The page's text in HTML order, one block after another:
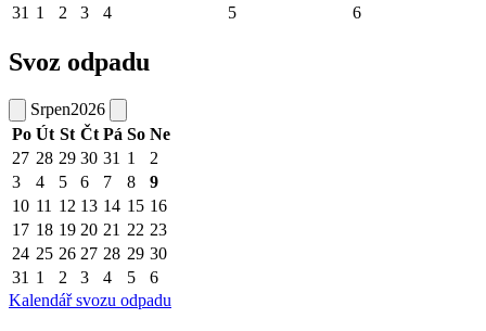
31 1 2 3 4 5 6
Svoz odpadu
Srpen2026
Po Út St Čt Pá So Ne
27 28 29 30 31 1
2
3
4 5 6 7 8
9
10 11 12 13 14 15 16
17 18 19 20 21 22 23
24 25 26 27 28 29 30
31 1 2 3 4 5
6
Kalendář svozu odpadu